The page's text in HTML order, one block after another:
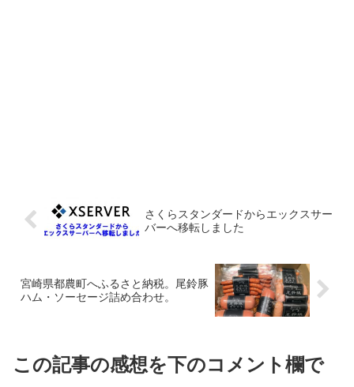
さくらスタンダードからエックスサー
バーへ移転しました
宮崎県都農町へふるさと納税。尾鈴豚
ハム・ソーセージ詰め合わせ。
この記事の感想を下のコメント欄で